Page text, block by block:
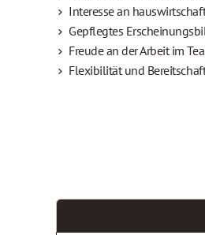
Interesse an
Gepflegtes
Freude an der Arbeit im
Flexibilität und